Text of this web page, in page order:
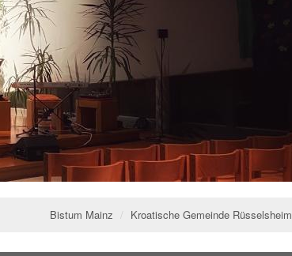
Bistum Mainz Kroatische Gemeinde Rüsselsheim